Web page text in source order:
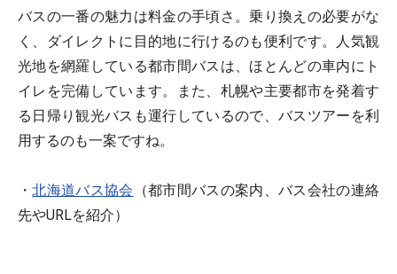
バスの一番の魅力は料金の手頃さ。乗り換えの必要がな
く、ダイレクトに目的地に行けるのも便利です。人気観
光地を網羅している都市間バスは、ほとんどの車内にト
イレを完備しています。また、札幌や主要都市を発着す
る日帰り観光バスも運行しているので、バスツアーを利
用するのも一案ですね。
・北海道バス協会 （都市間バスの案内、バス会社の連絡
先やURLを紹介）